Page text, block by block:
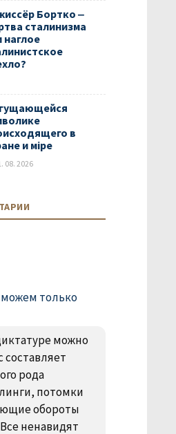
Бортко ‒
сталинизма
наглое
в
и мiре
08. 2026
только
можно
составляет
рода
потомки
обороты
ненавидят